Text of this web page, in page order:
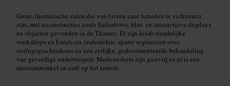
Grote, thematische zalen die van boven naar beneden te verkennen
zijn, met reconstructies zoals Sailortown, film- en interactieve displays
en objecten gevonden in de Thames. Er zijn kindvriendelijke
workshops en hands-on onderdelen, aparte segmenten over
oorlogsgeschiedenis en een eerlijke, gedocumenteerde behandeling
van gevoelige onderwerpen. Medewerkers zijn gastvrij en er is een
museumwinkel en café op het terrein.